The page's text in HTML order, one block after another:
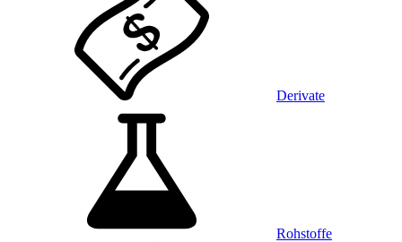
Derivate
Rohstoffe